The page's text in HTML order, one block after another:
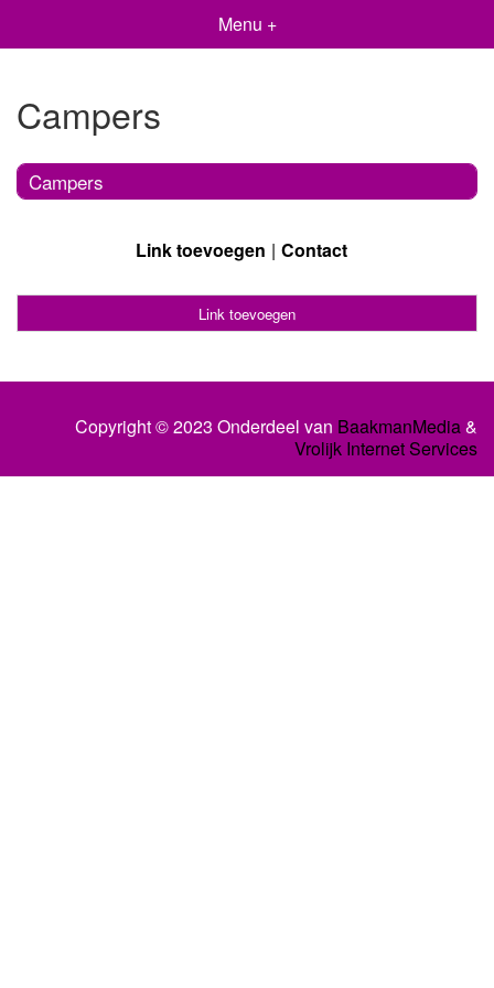
Menu +
Campers
Campers
Link toevoegen Contact
Link toevoegen
Copyright © 2023 Onderdeel van BaakmanMedia&
Vrolijk Internet Services